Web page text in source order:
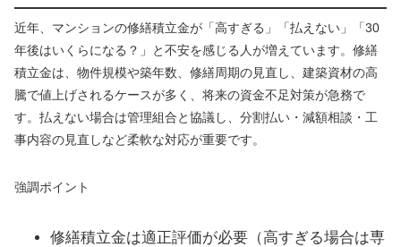
近年、マンションの修繕積立金が「高すぎる」「払えない」「30
年後はいくらになる？」と不安を感じる人が増えています。修繕
積立金は、物件規模や築年数、修繕周期の見直し、建築資材の高
騰で値上げされるケースが多く、将来の資金不足対策が急務で
す。払えない場合は管理組合と協議し、分割払い・減額相談・工
事内容の見直しなど柔軟な対応が重要です。
強調ポイント
修繕積立金は適正評価が必要（高すぎる場合は専